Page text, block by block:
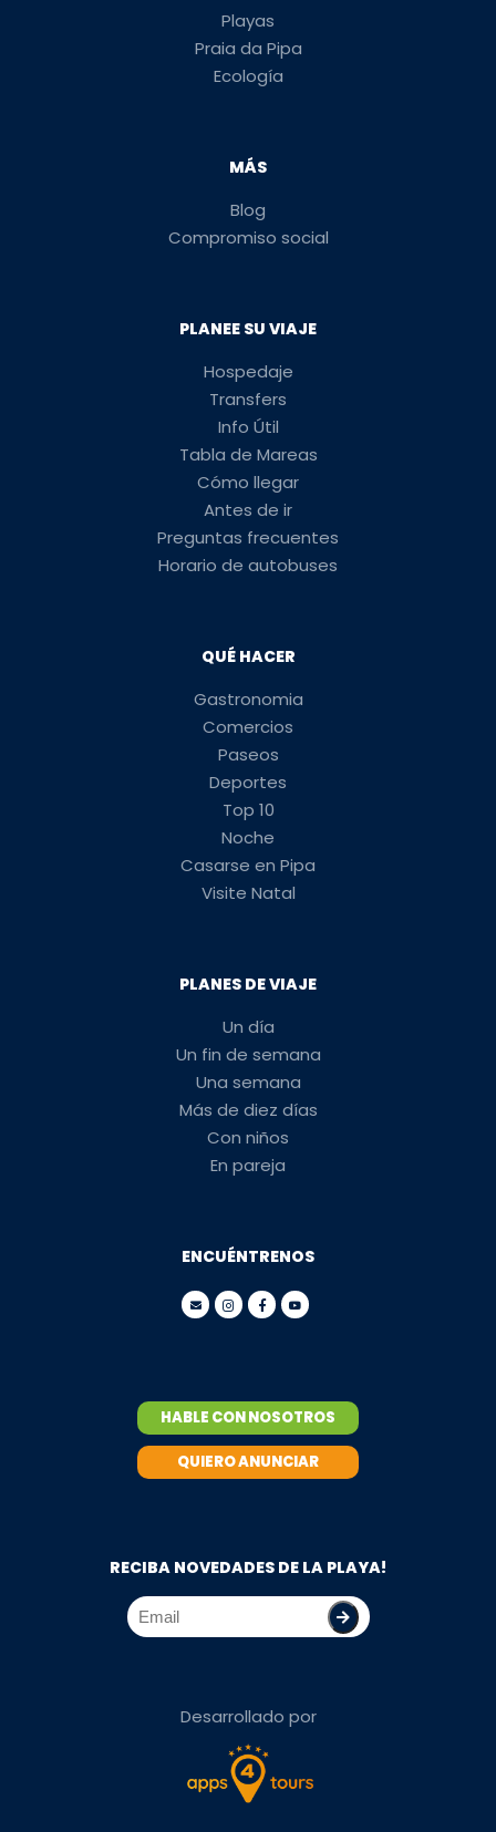
Playas
Praia da Pipa
Ecología
MÁS
Blog
Compromiso social
PLANEE SU VIAJE
Hospedaje
Transfers
Info Útil
Tabla de Mareas
Cómo llegar
Antes de ir
Preguntas frecuentes
Horario de autobuses
QUÉ HACER
Gastronomia
Comercios
Paseos
Deportes
Top 10
Noche
Casarse en Pipa
Visite Natal
PLANES DE VIAJE
Un día
Un fin de semana
Una semana
Más de diez días
Con niños
En pareja
ENCUÉNTRENOS
HABLE CON NOSOTROS
QUIERO ANUNCIAR
RECIBA NOVEDADES DE LA PLAYA!
Desarrollado por